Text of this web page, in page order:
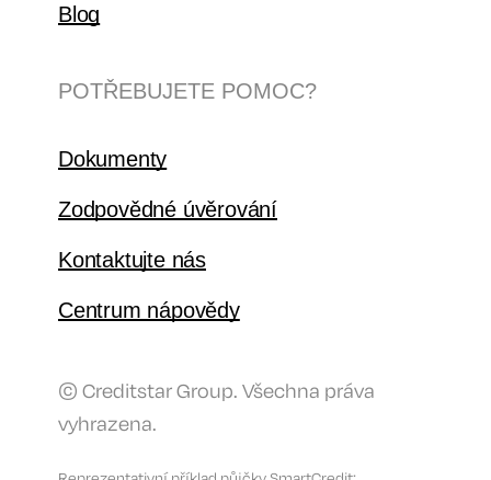
Blog
POTŘEBUJETE POMOC?
Dokumenty
Zodpovědné úvěrování
Kontaktujte nás
Centrum nápovědy
© Creditstar Group. Všechna práva
vyhrazena.